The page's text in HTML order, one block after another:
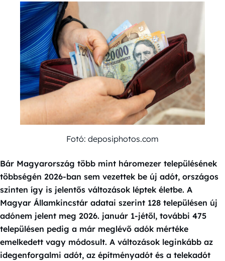
Fotó: deposiphotos.com
Bár Magyarország több mint háromezer településének
többségén 2026-ban sem vezettek be új adót, országos
szinten így is jelentős változások léptek életbe. A
Magyar Államkincstár adatai szerint 128 településen új
adónem jelent meg 2026. január 1-jétől, további 475
településen pedig a már meglévő adók mértéke
emelkedett vagy módosult. A változások leginkább az
idegenforgalmi adót, az építményadót és a telekadót